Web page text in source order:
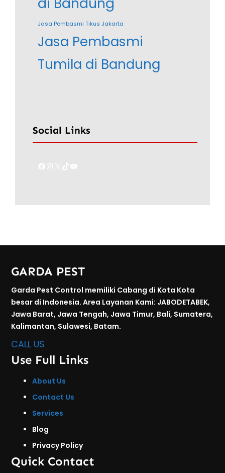
Jasa Pembasmi Tikus Jakarta
Jasa Pembasmi
Tumila di Bandung
Social Links
Facebook Instagram TikTok YouTube
GARDA PEST
Garda Pest Control memiliki Cabang di Kota Kota
besar di Indonesia. Area Layanan Kami: JABODETABEK,
Jawa Barat, Jawa Tengah, Jawa Timur, Bali, Sumatera,
Kalimantan, Sulawesi, Batam.
CALL US
Use Full Links
About Us
Contact Us
Services
Blog
Privacy Policy
Quick Contact